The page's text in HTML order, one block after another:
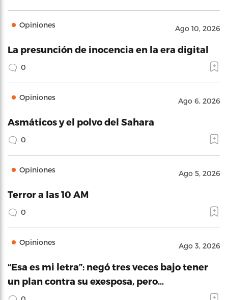
Opiniones Ago 10, 2026
La presunción de inocencia en la era digital
0
Opiniones Ago 6, 2026
Asmáticos y el polvo del Sahara
0
Opiniones Ago 5, 2026
Terror a las 10 AM
0
Opiniones Ago 3, 2026
“Esa es mi letra”: negó tres veces bajo tener
un plan contra su exesposa, pero…